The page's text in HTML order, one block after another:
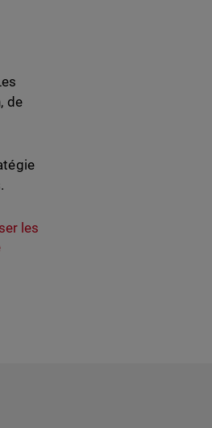
de
les